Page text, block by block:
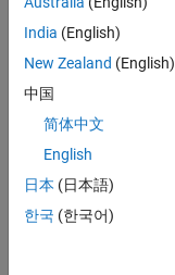
を返す
関数を
作成し
ましょ
う。こ
のと
き、行
列 a に
は一つ
India (English)
New Zealand (English)
中国
简体中文
English
日本 (日本語)
한국 (한국어)